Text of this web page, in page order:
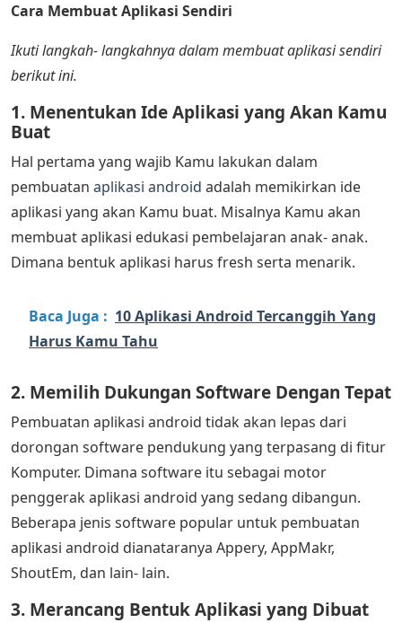
Cara Membuat Aplikasi Sendiri
Ikuti langkah- langkahnya dalam membuat aplikasi sendiri
berikut ini.
1. Menentukan Ide Aplikasi yang Akan Kamu
Buat
Hal pertama yang wajib Kamu lakukan dalam
pembuatan aplikasi android adalah memikirkan ide
aplikasi yang akan Kamu buat. Misalnya Kamu akan
membuat aplikasi edukasi pembelajaran anak- anak.
Dimana bentuk aplikasi harus fresh serta menarik.
Baca Juga : 10 Aplikasi Android Tercanggih Yang
Harus Kamu Tahu
2. Memilih Dukungan Software Dengan Tepat
Pembuatan aplikasi android tidak akan lepas dari
dorongan software pendukung yang terpasang di fitur
Komputer. Dimana software itu sebagai motor
penggerak aplikasi android yang sedang dibangun.
Beberapa jenis software popular untuk pembuatan
aplikasi android dianataranya Appery, AppMakr,
ShoutEm, dan lain- lain.
3. Merancang Bentuk Aplikasi yang Dibuat